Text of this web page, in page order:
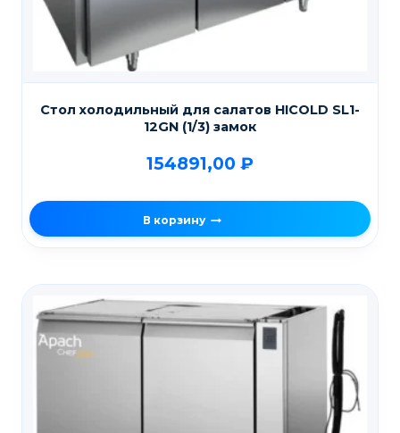
Стол холодильный для салатов HICOLD SL1-
12GN (1/3) замок
154891,00 ₽
В корзину